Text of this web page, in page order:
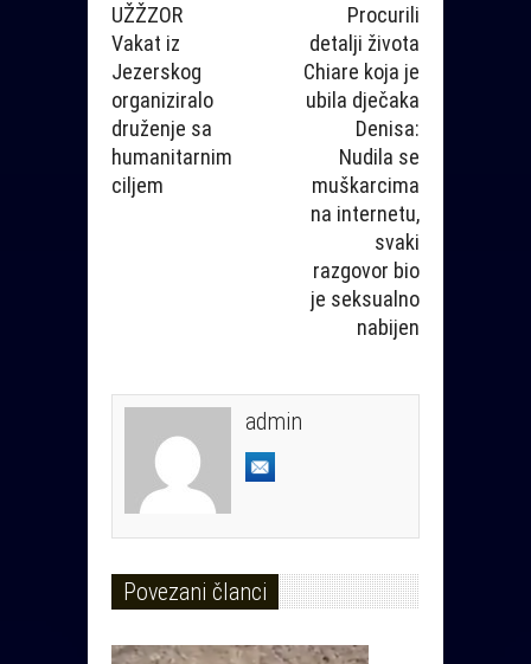
UŽŽZOR
Vakat iz
Jezerskog
organiziralo
druženje sa
humanitarnim
ciljem
Procurili
detalji života
Chiare koja je
ubila dječaka
Denisa:
Nudila se
muškarcima
na internetu,
svaki
razgovor bio
je seksualno
nabijen
admin
Povezani članci